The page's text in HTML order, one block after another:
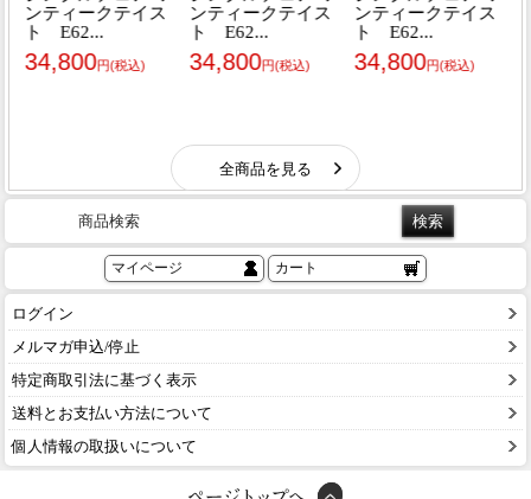
商品検索
マイページ カート
ログイン
メルマガ申込/停止
特定商取引法に基づく表示
送料とお支払い方法について
個人情報の取扱いについて